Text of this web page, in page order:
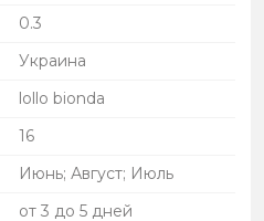
0.3
Украина
lollo bionda
16
Июнь; Август; Июль
от 3 до 5 дней